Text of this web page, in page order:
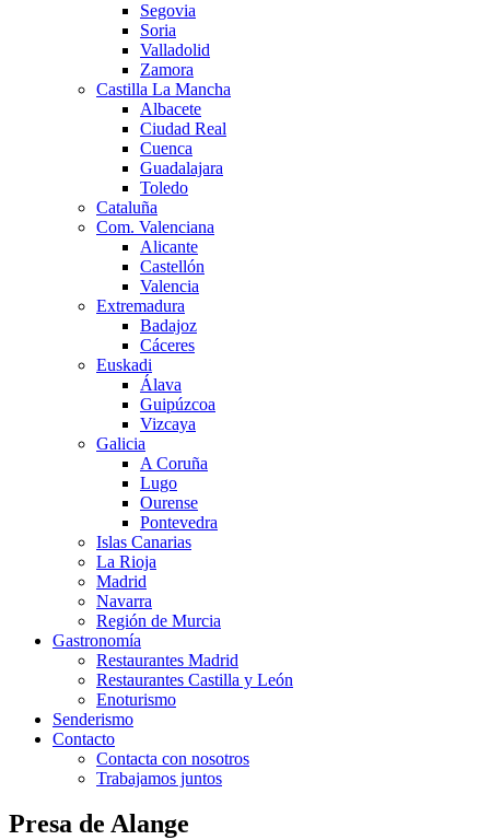
Segovia
Soria
Valladolid
Zamora
Castilla La Mancha
Albacete
Ciudad Real
Cuenca
Guadalajara
Toledo
Cataluña
Com. Valenciana
Alicante
Castellón
Valencia
Extremadura
Badajoz
Cáceres
Euskadi
Álava
Guipúzcoa
Vizcaya
Galicia
A Coruña
Lugo
Ourense
Pontevedra
Islas Canarias
La Rioja
Madrid
Navarra
Región de Murcia
Gastronomía
Restaurantes Madrid
Restaurantes Castilla y León
Enoturismo
Senderismo
Contacto
Contacta con nosotros
Trabajamos juntos
Presa de Alange